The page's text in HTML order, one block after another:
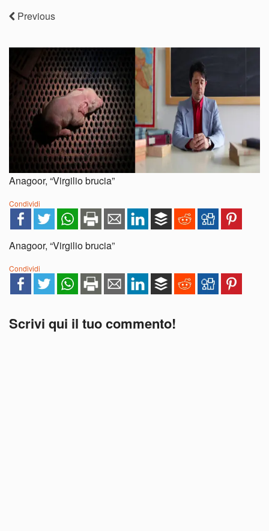
Previous
Anagoor, “Virgilio brucia”
Condividi
Anagoor, “Virgilio brucia”
Condividi
Scrivi qui il tuo commento!